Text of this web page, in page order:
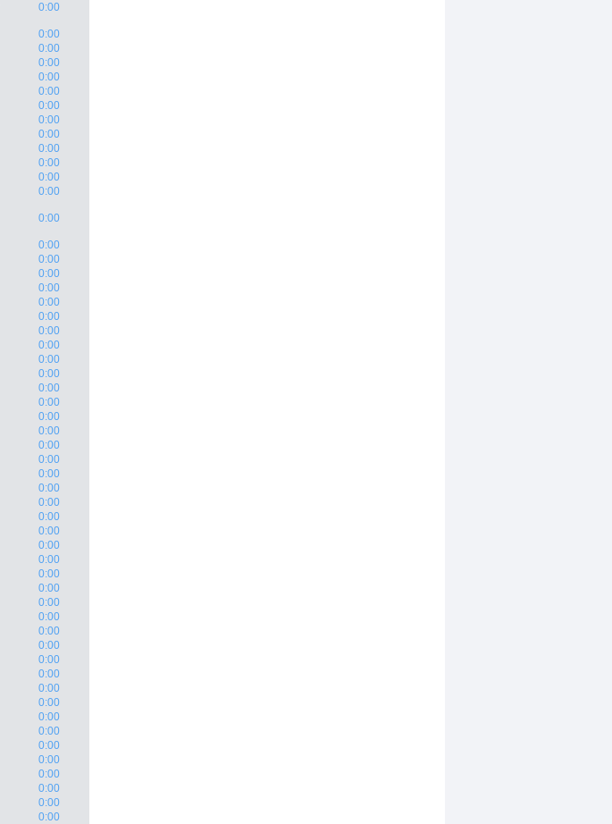
0:00
0:00
0:00
0:00
0:00
0:00
0:00
0:00
0:00
0:00
0:00
0:00
0:00
0:00
0:00
0:00
0:00
0:00
0:00
0:00
0:00
0:00
0:00
0:00
0:00
0:00
0:00
0:00
0:00
0:00
0:00
0:00
0:00
0:00
0:00
0:00
0:00
0:00
0:00
0:00
0:00
0:00
0:00
0:00
0:00
0:00
0:00
0:00
0:00
0:00
0:00
0:00
0:00
0:00
0:00